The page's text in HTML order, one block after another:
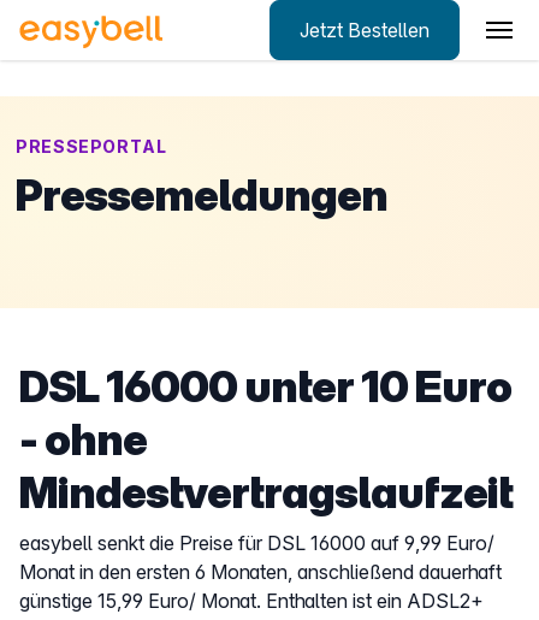
Jetzt Bestellen
PRESSEPORTAL
Pressemeldungen
DSL 16000 unter 10 Euro
- ohne
Mindestvertragslaufzeit
easybell senkt die Preise für DSL 16000 auf 9,99 Euro/
Monat in den ersten 6 Monaten, anschließend dauerhaft
günstige 15,99 Euro/ Monat. Enthalten ist ein ADSL2+